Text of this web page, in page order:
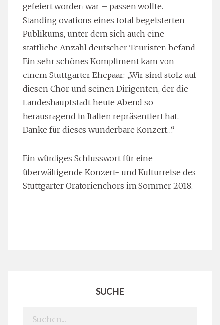
gefeiert worden war – passen wollte.
Standing ovations eines total begeisterten
Publikums, unter dem sich auch eine
stattliche Anzahl deutscher Touristen befand.
Ein sehr schönes Kompliment kam von
einem Stuttgarter Ehepaar: „Wir sind stolz auf
diesen Chor und seinen Dirigenten, der die
Landeshauptstadt heute Abend so
herausragend in Italien repräsentiert hat.
Danke für dieses wunderbare Konzert…“
Ein würdiges Schlusswort für eine
überwältigende Konzert- und Kulturreise des
Stuttgarter Oratorienchors im Sommer 2018.
SUCHE
Search